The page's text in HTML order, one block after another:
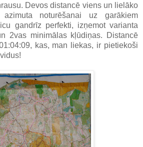
Devos distancē viens un lielāko
azimuta noturēšanai uz garākiem
gandrīz perfekti, izņemot varianta
2vas minimālas kļūdiņas. Distancē
kas, man liekas, ir pietiekoši